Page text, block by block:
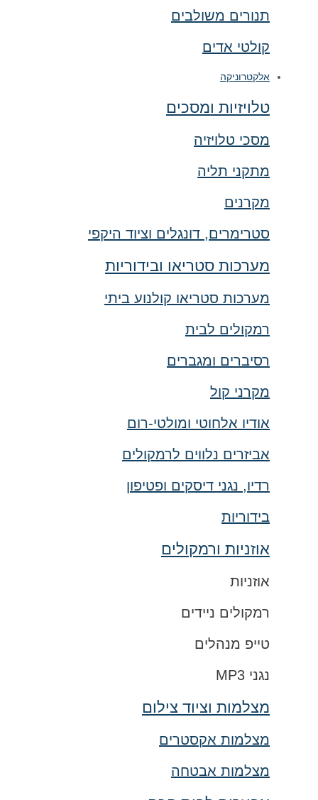
תנורים משולבים
קולטי אדים
אלקטרוניקה
טלויזיות ומסכים
מסכי טלויזיה
מתקני תליה
מקרנים
סטרימרים, דונגלים וציוד היקפי
מערכות סטריאו ובידוריות
מערכות סטריאו קולנוע ביתי
רמקולים לבית
רסיברים ומגברים
מקרני קול
אודיו אלחוטי ומולטי-רום
אביזרים נלווים לרמקולים
רדיו, נגני דיסקים ופטיפון
בידוריות
אוזניות ורמקולים
אוזניות
רמקולים ניידים
טייפ מנהלים
נגני MP3
מצלמות וציוד צילום
מצלמות אקסטרים
מצלמות אבטחה